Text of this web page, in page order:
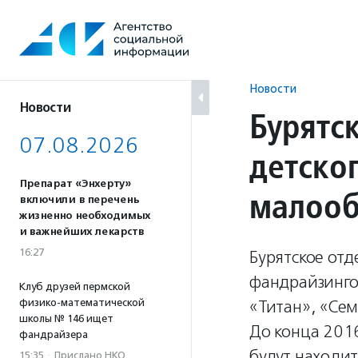
содержанию
Новости
07.08.2026
Препарат «Энхерту»
включили в перечень
жизненно необходимых
и важнейших лекарств
16:27
Клуб друзей пермской
физико-математической
школы № 146 ищет
фандрайзера
15:35 · Прислано НКО
Новости
Бурятское
«Титан»,
До конца